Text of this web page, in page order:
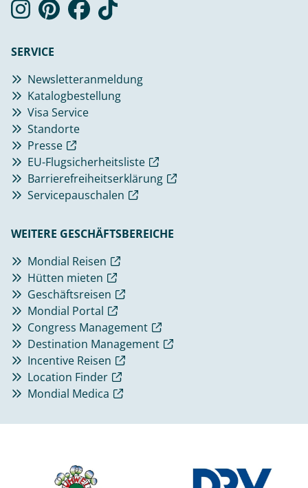
SERVICE
Newsletteranmeldung
Katalogbestellung
Visa Service
Standorte
Presse
EU-Flugsicherheitsliste
Barrierefreiheitserklärung
Servicepauschalen
WEITERE GESCHÄFTSBEREICHE
Mondial Reisen
Hütten mieten
Geschäftsreisen
Mondial Portal
Congress Management
Destination Management
Incentive Reisen
Location Finder
Mondial Medica